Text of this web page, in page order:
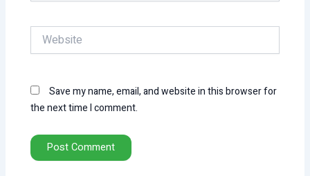
Website
Save my name, email, and website in this browser for
the next time I comment.